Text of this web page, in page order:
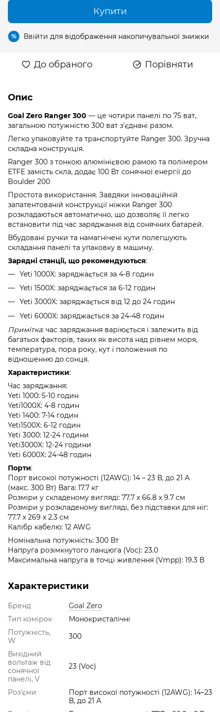
Купити
% Ввійти для відображення накопичувальної знижки
До обраного Порівняти
Опис
Goal Zero Ranger 300 — це чотири панелі по 75 ват,
загальною потужністю 300 ват з'єднані разом.
Легко упаковуйте та транспортуйте Ranger 300. Зручна
складна конструкція.
Ranger 300 з тонкою алюмінієвою рамою та полімером
ETFE замість скла, додає 100 Вт сонячної енергії до
Boulder 200
Простота використання. Завдяки інноваційній
запатентованій конструкції ніжки Ranger 300
розкладаються автоматично, що дозволяє її легко
встановити під час заряджання від сонячних батарей.
Вбудовані ручки та намагнічені кути полегшують
складання панелі та упаковку в машину.
Зарядні станції, що рекомендуються:
Yeti 1000X: заряджається за 4-8 годин
Yeti 1500X: заряджається за 6-12 годин
Yeti 3000X: заряджається від 12 до 24 годин
Yeti 6000X: заряджається за 24-48 годин
Примітка: час заряджання варіюється і залежить від
багатьох факторів, таких як висота над рівнем моря,
температура, пора року, кут і положення по
відношенню до сонця.
Характеристики:
Час заряджання:
Yeti 1000: 5-10 годин
Yeti1000X: 4-8 годин
Yeti 1400: 7-14 годин
Yeti1500X: 6-12 годин
Yeti 3000: 12-24 години
Yeti3000X: 12-24 години
Yeti 6000X: 24-48 годин
Порти:
Порт високої потужності (12AWG): 14 – 23 В, до 21 А
(макс. 300 Вт) Вага: 17.7 кг
Розміри у складеному вигляді: 77.7 x 66.8 x 9.7 см
Розміри у розкладеному вигляді, без підставки для ніг:
77.7 x 269 x 2.3 см
Калібр кабелю: 12 AWG
Номінальна потужність: 300 Вт
Напруга розімкнутого ланцюга (Voc): 23.0
Максимальна напруга в точці живлення (Vmpp): 19.3 В
Характеристики
Бренд
Goal Zero
Тип комірок
Монокристалічні
Потужність,
W
300
Вихідний
вольтаж від
сонячної
панелі, V
23 (Voc)
Роз'єми
Порт високої потужності (12AWG): 14–23
В, до 21 А